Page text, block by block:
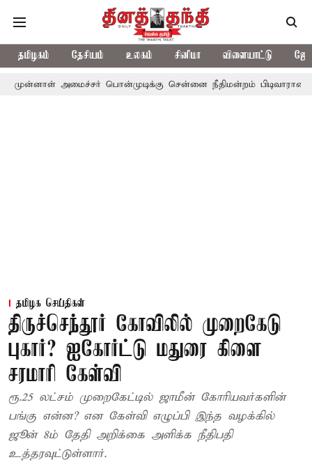
தமிழகம் தேசியம் உலகம் சினிமா விளையாட்டு
அமைச்சர் பொன்முடிக்கு சென்னை நீதிமன்றம் பிடிவாராண்ட்
தமிழக செய்திகள்
திருச்செந்தூர் கோவிலில் முறைகேடு
புகார்? ஐகோர்ட்டு மதுரை கிளை
சரமாரி கேள்வி
ரூ.25 லட்சம் முறைகேட்டில் ஜாமீன் கோரியவர்களின்
பங்கு என்ன? என கேள்வி எழுப்பி இந்த வழக்கில்
ஜூன் 8ம் தேதி அறிக்கை அளிக்க நீதிபதி
உத்தரவுட்டுள்ளார்.